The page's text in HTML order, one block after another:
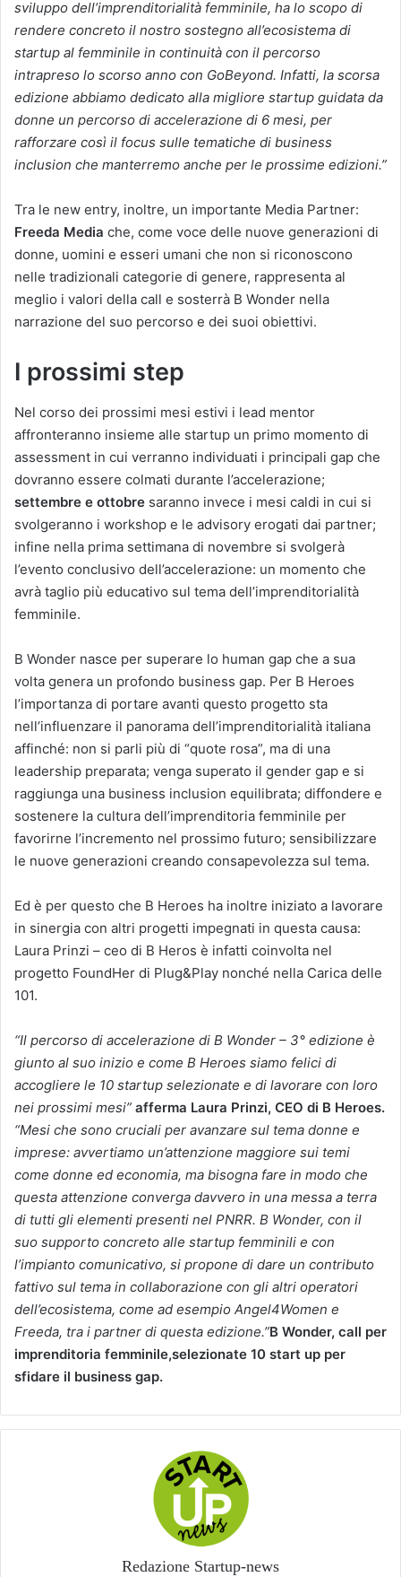
sviluppo dell’imprenditorialità femminile, ha lo scopo di
rendere concreto il nostro sostegno all’ecosistema di
startup al femminile in continuità con il percorso
intrapreso lo scorso anno con GoBeyond. Infatti, la scorsa
edizione abbiamo dedicato alla migliore startup guidata da
donne un percorso di accelerazione di 6 mesi, per
rafforzare così il focus sulle tematiche di business
inclusion che manterremo anche per le prossime edizioni.”
Tra le new entry, inoltre, un importante Media Partner:
Freeda Media che, come voce delle nuove generazioni di
donne, uomini e esseri umani che non si riconoscono
nelle tradizionali categorie di genere, rappresenta al
meglio i valori della call e sosterrà B Wonder nella
narrazione del suo percorso e dei suoi obiettivi.
I prossimi step
Nel corso dei prossimi mesi estivi i lead mentor
affronteranno insieme alle startup un primo momento di
assessment in cui verranno individuati i principali gap che
dovranno essere colmati durante l’accelerazione;
settembre e ottobre saranno invece i mesi caldi in cui si
svolgeranno i workshop e le advisory erogati dai partner;
infine nella prima settimana di novembre si svolgerà
l’evento conclusivo dell’accelerazione: un momento che
avrà taglio più educativo sul tema dell’imprenditorialità
femminile.
B Wonder nasce per superare lo human gap che a sua
volta genera un profondo business gap. Per B Heroes
l’importanza di portare avanti questo progetto sta
nell’influenzare il panorama dell’imprenditorialità italiana
affinché: non si parli più di “quote rosa”, ma di una
leadership preparata; venga superato il gender gap e si
raggiunga una business inclusion equilibrata; diffondere e
sostenere la cultura dell’imprenditoria femminile per
favorirne l’incremento nel prossimo futuro; sensibilizzare
le nuove generazioni creando consapevolezza sul tema.
Ed è per questo che B Heroes ha inoltre iniziato a lavorare
in sinergia con altri progetti impegnati in questa causa:
Laura Prinzi – ceo di B Heros è infatti coinvolta nel
progetto FoundHer di Plug&Play nonché nella Carica delle
101.
“Il percorso di accelerazione di B Wonder – 3° edizione è
giunto al suo inizio e come B Heroes siamo felici di
accogliere le 10 startup selezionate e di lavorare con loro
nei prossimi mesi” afferma Laura Prinzi, CEO di B Heroes.
“Mesi che sono cruciali per avanzare sul tema donne e
imprese: avvertiamo un’attenzione maggiore sui temi
come donne ed economia, ma bisogna fare in modo che
questa attenzione converga davvero in una messa a terra
di tutti gli elementi presenti nel PNRR. B Wonder, con il
suo supporto concreto alle startup femminili e con
l’impianto comunicativo, si propone di dare un contributo
fattivo sul tema in collaborazione con gli altri operatori
dell’ecosistema, come ad esempio Angel4Women e
Freeda, tra i partner di questa edizione.”B Wonder, call per
imprenditoria femminile,selezionate 10 start up per
sfidare il business gap.
Redazione Startup-news